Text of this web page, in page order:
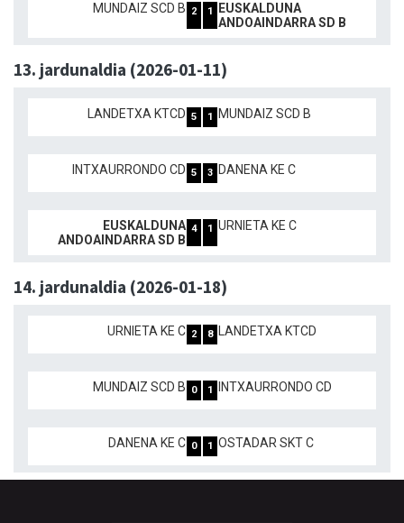
MUNDAIZ SCD B 2 1
EUSKALDUNA
ANDOAINDARRA SD B
13. jardunaldia (2026-01-11)
LANDETXA KTCD 5 1 MUNDAIZ SCD B
INTXAURRONDO CD 5 3 DANENA KE C
EUSKALDUNA
ANDOAINDARRA SD B
4 1 URNIETA KE C
14. jardunaldia (2026-01-18)
URNIETA KE C 2 8 LANDETXA KTCD
MUNDAIZ SCD B 0 1 INTXAURRONDO CD
DANENA KE C 0 1 OSTADAR SKT C